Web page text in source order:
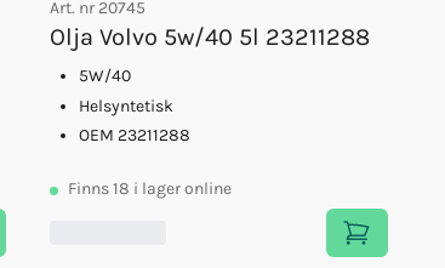
Art. nr 20745
Olja Volvo 5w/40 5l 23211288
5W/40
Helsyntetisk
OEM 23211288
Finns18 i lager online